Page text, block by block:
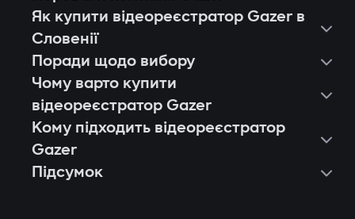
Як купити відеореєстратор Gazer в
Словенії
Поради щодо вибору
Чому варто купити
відеореєстратор Gazer
Європейська якість і стабільність.
Кожен відеореєстратор Gazer
проходить тестування на тисячі годин
Кому підходить відеореєстратор
Gazer
Власникам легкових авто, які хочуть
Підсумок